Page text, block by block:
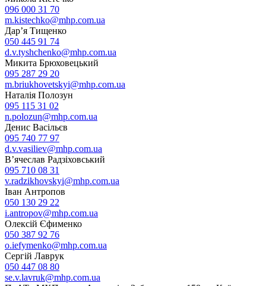
096 000 31 70
m.kistechko@mhp.com.ua
Дар’я Тищенко
050 445 91 74
d.v.tyshchenko@mhp.com.ua
Микита Брюховецький
095 287 29 20
m.briukhovetskyi@mhp.com.ua
Наталія Полозун
095 115 31 02
n.polozun@mhp.com.ua
Денис Васільєв
095 740 77 97
d.v.vasiliev@mhp.com.ua
В’ячеслав Радзіховський
095 710 08 31
v.radzikhovskyi@mhp.com.ua
Іван Антропов
050 130 29 22
i.antropov@mhp.com.ua
Олексій Єфименко
050 387 92 76
o.iefymenko@mhp.com.ua
Сергій Лаврук
050 447 08 80
se.v.lavruk@mhp.com.ua